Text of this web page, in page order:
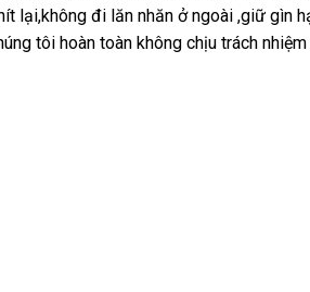
giá
Bản
lại,không đi lăn nhăn ở ngoài ,giữ gìn
tôi hoàn toàn không chịu trách nhiệm